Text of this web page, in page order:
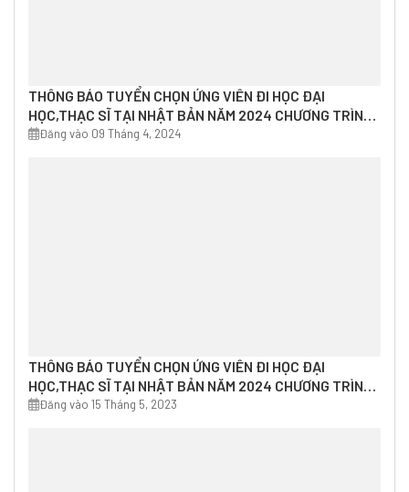
THÔNG BÁO TUYỂN CHỌN ỨNG VIÊN ĐI HỌC ĐẠI
HỌC,THẠC SĨ TẠI NHẬT BẢN NĂM 2024 CHƯƠNG TRÌNH
HỌC BỔNG MEXT – ASCOJA 2025 DO VAJA TUYỂN
Đăng vào 09 Tháng 4, 2024
THÔNG BÁO TUYỂN CHỌN ỨNG VIÊN ĐI HỌC ĐẠI
HỌC,THẠC SĨ TẠI NHẬT BẢN NĂM 2024 CHƯƠNG TRÌNH
HỌC BỔNG MEXT – ASCOJA 2024 DO VAJA TUYỂN
Đăng vào 15 Tháng 5, 2023